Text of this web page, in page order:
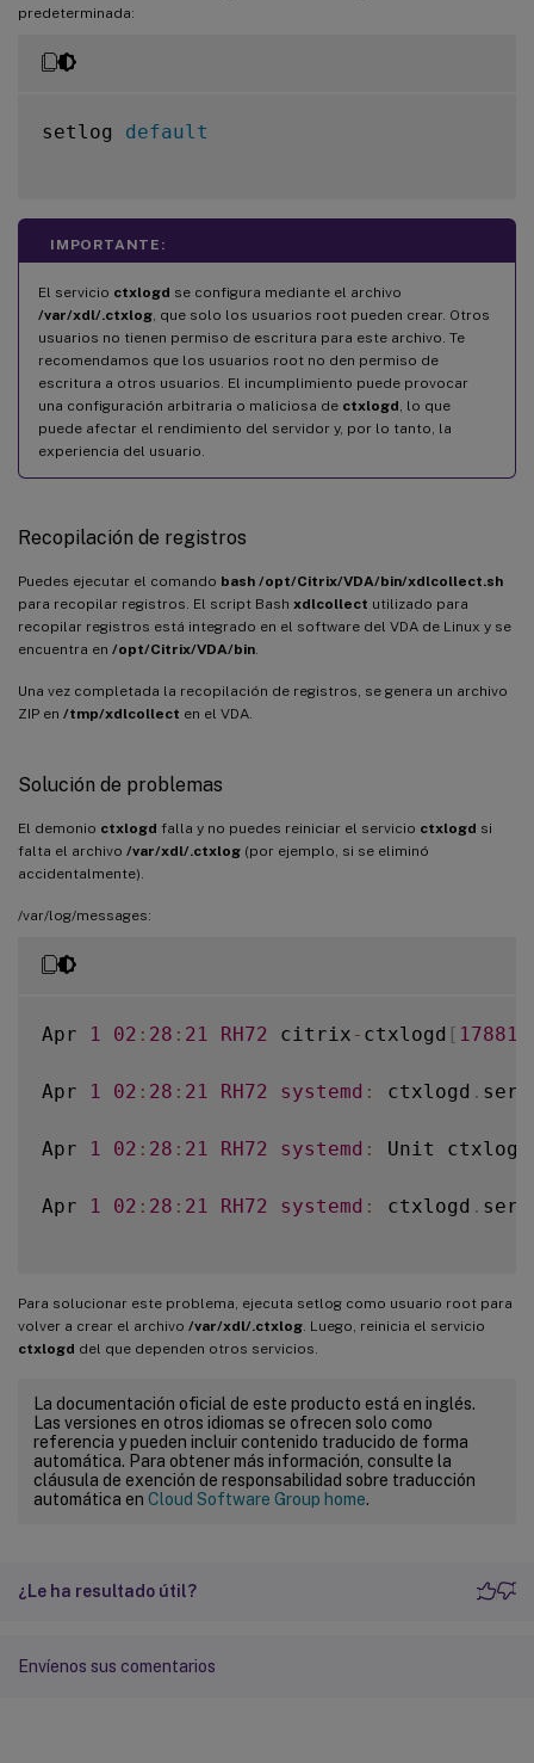
predeterminada:
setlog default
IMPORTANTE:
El servicio ctxlogd se configura mediante el archivo
/var/xdl/.ctxlog , que solo los usuarios root pueden crear. Otros
usuarios no tienen permiso de escritura para este archivo. Te
recomendamos que los usuarios root no den permiso de
escritura a otros usuarios. El incumplimiento puede provocar
una configuración arbitraria o maliciosa de ctxlogd , lo que
puede afectar el rendimiento del servidor y, por lo tanto, la
experiencia del usuario.
Recopilación de registros
Puedes ejecutar el comando bash /opt/Citrix/VDA/bin/xdlcollect.sh
para recopilar registros. El script Bash xdlcollect utilizado para
recopilar registros está integrado en el software del VDA de Linux y se
encuentra en /opt/Citrix/VDA/bin
Una vez completada la recopilación de registros, se genera un archivo
ZIP en /tmp/xdlcollect en el VDA.
Solución de problemas
El demonio ctxlogd falla y no puedes reiniciar el servicio ctxlogd si
falta el archivo /var/xdl/.ctxlog (por ejemplo, si se eliminó
accidentalmente).
/var/log/messages:
Apr 1 02 : 28 : 21 RH72 citrix - ctxlogd [ 17881
Apr 1 02 : 28 : 21 RH72 systemd : ctxlogd .
Apr 1 02 : 28 : 21 RH72 systemd : Unit ctxlogd
Apr 1 02 : 28 : 21 RH72 systemd : ctxlogd .
Para solucionar este problema, ejecuta setlog como usuario root para
volver a crear el archivo /var/xdl/.ctxlog . Luego, reinicia el servicio
ctxlogd del que dependen otros servicios.
La documentación oficial de este producto está en inglés.
Las versiones en otros idiomas se ofrecen solo como
referencia y pueden incluir contenido traducido de forma
automática. Para obtener más información, consulte la
cláusula de exención de responsabilidad sobre traducción
automática en Cloud Software Group home.
¿Le ha resultado útil?
Envíenos sus comentarios